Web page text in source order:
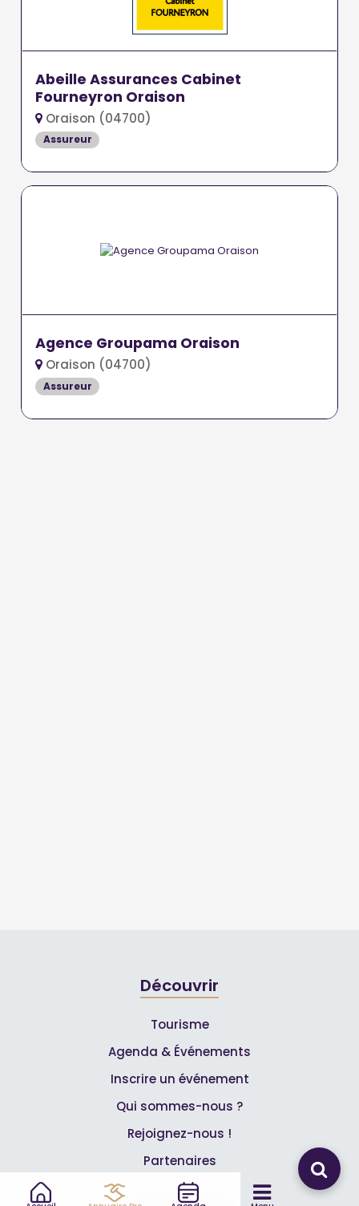
Abeille Assurances Cabinet
Fourneyron Oraison
Oraison (04700)
Assureur
Agence Groupama Oraison
Oraison (04700)
Assureur
Découvrir
Tourisme
Agenda & Événements
Inscrire un événement
Qui sommes-nous ?
Rejoignez-nous !
Partenaires